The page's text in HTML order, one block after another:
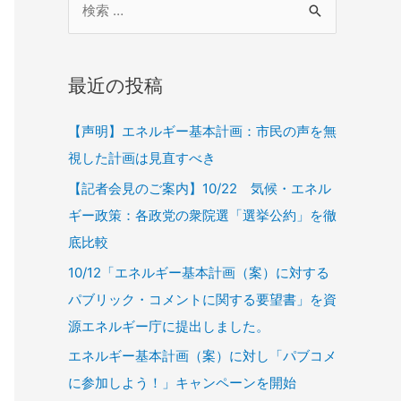
最近の投稿
【声明】エネルギー基本計画：市民の声を無
視した計画は見直すべき
【記者会見のご案内】10/22 気候・エネル
ギー政策：各政党の衆院選「選挙公約」を徹
底比較
10/12「エネルギー基本計画（案）に対する
パブリック・コメントに関する要望書」を資
源エネルギー庁に提出しました。
エネルギー基本計画（案）に対し「パブコメ
に参加しよう！」キャンペーンを開始